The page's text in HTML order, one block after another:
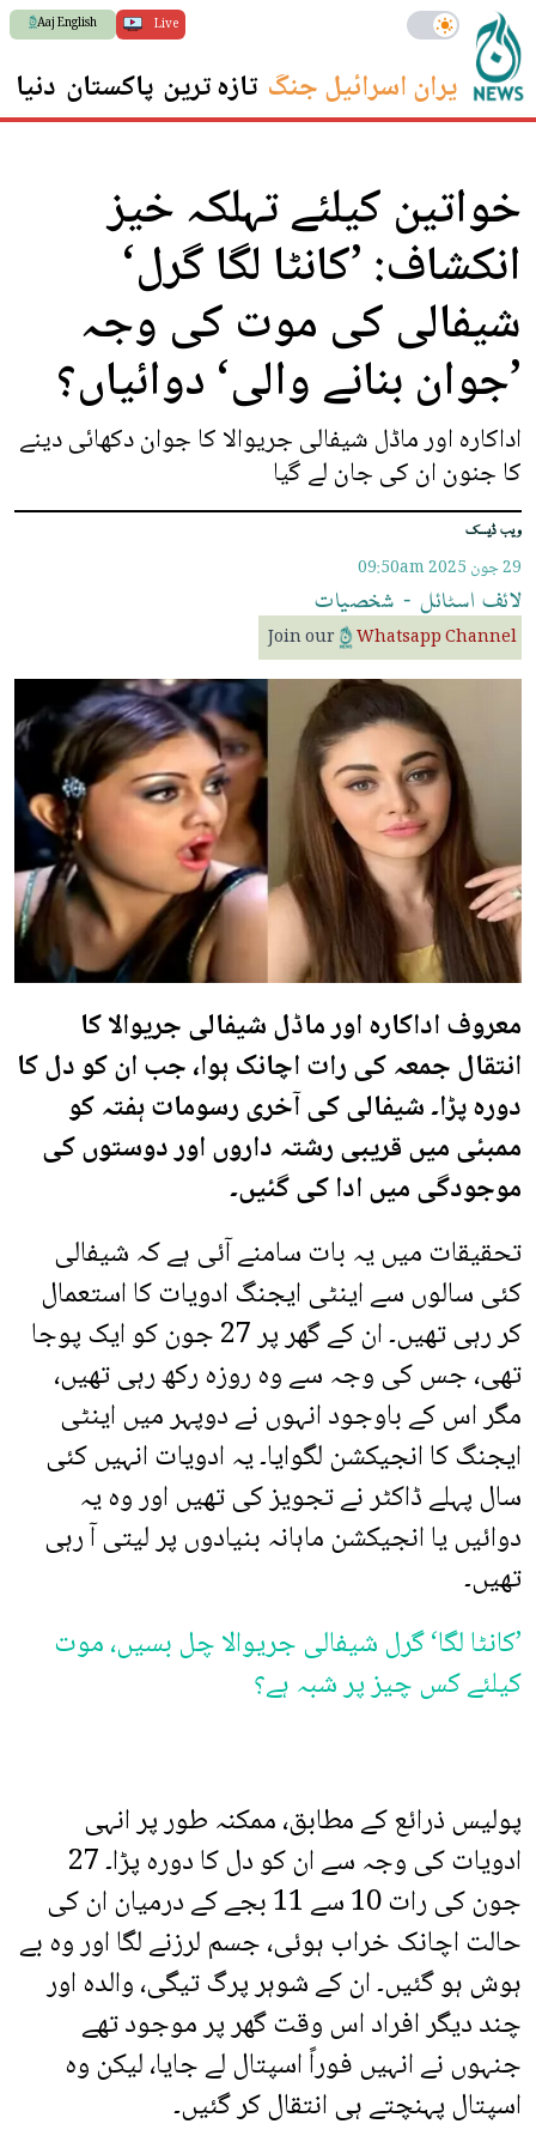
Live
Aaj English
ایران اسرائیل جنگ تازہ ترین پاکستان دنیا
خواتین کیلئے تہلکہ خیز
انکشاف: ’کانٹا لگا گرل‘
شیفالی کی موت کی وجہ
’جوان بنانے والی‘ دوائیاں؟
اداکارہ اور ماڈل شیفالی جریوالا کا جوان دکھائی دینے
کا جنون ان کی جان لے گیا
ویب ڈیسک
29 جون 2025 09:50am
لائف اسٹائل - شخصیات
Join our Whatsapp Channel
معروف اداکارہ اور ماڈل شیفالی جریوالا کا
انتقال جمعہ کی رات اچانک ہوا، جب ان کو دل کا
دورہ پڑا۔ شیفالی کی آخری رسومات ہفتہ کو
ممبئی میں قریبی رشتہ داروں اور دوستوں کی
موجودگی میں ادا کی گئیں۔
تحقیقات میں یہ بات سامنے آئی ہے کہ شیفالی
کئی سالوں سے اینٹی ایجنگ ادویات کا استعمال
کر رہی تھیں۔ ان کے گھر پر 27 جون کو ایک پوجا
تھی، جس کی وجہ سے وہ روزہ رکھ رہی تھیں،
مگر اس کے باوجود انہوں نے دوپہر میں اینٹی
ایجنگ کا انجیکشن لگوایا۔ یہ ادویات انہیں کئی
سال پہلے ڈاکٹر نے تجویز کی تھیں اور وہ یہ
دوائیں یا انجیکشن ماہانہ بنیادوں پر لیتی آ رہی
تھیں۔
’کانٹا لگا‘ گرل شیفالی جریوالا چل بسیں، موت
کیلئے کس چیز پر شبہ ہے؟
پولیس ذرائع کے مطابق، ممکنہ طور پر انہی
ادویات کی وجہ سے ان کو دل کا دورہ پڑا۔ 27
جون کی رات 10 سے 11 بجے کے درمیان ان کی
حالت اچانک خراب ہوئی، جسم لرزنے لگا اور وہ بے
ہوش ہو گئیں۔ ان کے شوہر پرگ تیگی، والدہ اور
چند دیگر افراد اس وقت گھر پر موجود تھے
جنہوں نے انہیں فوراً اسپتال لے جایا، لیکن وہ
اسپتال پہنچتے ہی انتقال کر گئیں۔